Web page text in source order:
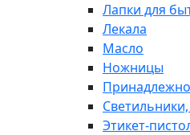
Лапки для
Лекала
Масло
Ножницы
Этикет-